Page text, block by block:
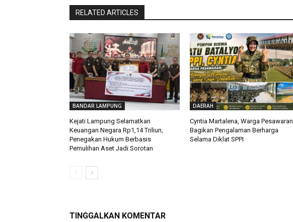
RELATED ARTICLES
BANDAR LAMPUNG
Kejati Lampung Selamatkan
Keuangan Negara Rp1,14 Triliun,
Penegakan Hukum Berbasis
Pemulihan Aset Jadi Sorotan
DAERAH
Cyntia Martalena, Warga Pesawaran,
Bagikan Pengalaman Berharga
Selama Diklat SPPI
TINGGALKAN KOMENTAR